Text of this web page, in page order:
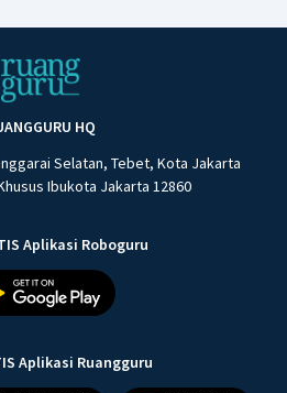
HQ
Selatan, Tebet, Kota Jakarta
Ibukota Jakarta 12860
Aplikasi Roboguru
Aplikasi Ruangguru